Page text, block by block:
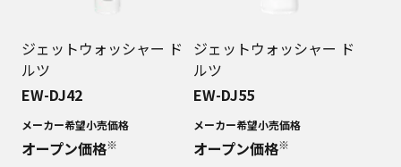
ジェットウォッシャー ド
ルツ
EW-DJ42
メーカー希望小売価格
オープン価格※
ジェットウォッシャー ド
ルツ
EW-DJ55
メーカー希望小売価格
オープン価格※